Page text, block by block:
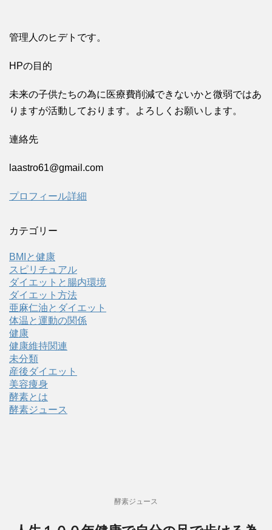
管理人のヒデトです。
HPの目的
未来の子供たちの為に医療費削減できないかと微弱ではあ
りますが活動しております。よろしくお願いします。
連絡先
laastro61@gmail.com
プロフィール詳細
カテゴリー
BMIと健康
スピリチュアル
ダイエットと腸内環境
ダイエット方法
亜麻仁油とダイエット
体温と運動の関係
健康
健康維持関連
未分類
産後ダイエット
美容痩身
酵素とは
酵素ジュース
酵素ジュース